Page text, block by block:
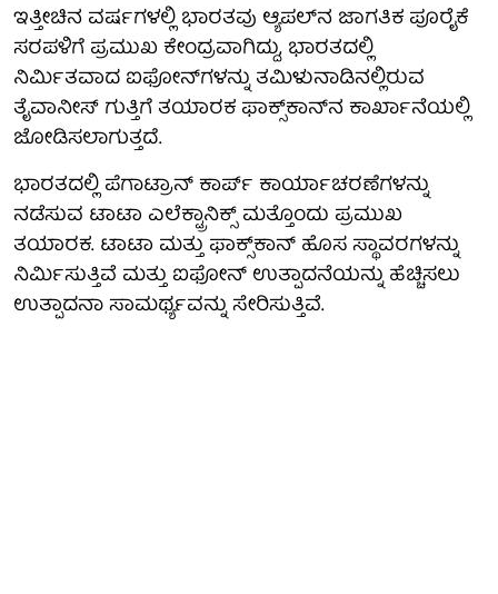
ಇತ್ತೀಚಿನ ವರ್ಷಗಳಲ್ಲಿ ಭಾರತವು ಆ್ಯಪಲ್‌ನ ಜಾಗತಿಕ ಪೂರೈಕೆ
ಸರಪಳಿಗೆ ಪ್ರಮುಖ ಕೇಂದ್ರವಾಗಿದ್ದು, ಭಾರತದಲ್ಲಿ
ನಿರ್ಮಿತವಾದ ಐಫೋನ್‌ಗಳನ್ನು ತಮಿಳುನಾಡಿನಲ್ಲಿರುವ
ತೈವಾನೀಸ್ ಗುತ್ತಿಗೆ ತಯಾರಕ ಫಾಕ್ಸ್‌ಕಾನ್‌ನ ಕಾರ್ಖಾನೆಯಲ್ಲಿ
ಜೋಡಿಸಲಾಗುತ್ತದೆ.
ಭಾರತದಲ್ಲಿ ಪೆಗಾಟ್ರಾನ್ ಕಾರ್ಪ್ ಕಾರ್ಯಾಚರಣೆಗಳನ್ನು
ನಡೆಸುವ ಟಾಟಾ ಎಲೆಕ್ಟ್ರಾನಿಕ್ಸ್ ಮತ್ತೊಂದು ಪ್ರಮುಖ
ತಯಾರಕ. ಟಾಟಾ ಮತ್ತು ಫಾಕ್ಸ್‌ಕಾನ್ ಹೊಸ ಸ್ಥಾವರಗಳನ್ನು
ನಿರ್ಮಿಸುತ್ತಿವೆ ಮತ್ತು ಐಫೋನ್ ಉತ್ಪಾದನೆಯನ್ನು ಹೆಚ್ಚಿಸಲು
ಉತ್ಪಾದನಾ ಸಾಮರ್ಥ್ಯವನ್ನು ಸೇರಿಸುತ್ತಿವೆ.